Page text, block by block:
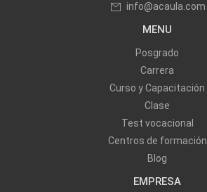
info@acaula.com
MENU
Posgrado
Carrera
Curso y Capacitación
Clase
Test vocacional
Centros de formación
Blog
EMPRESA